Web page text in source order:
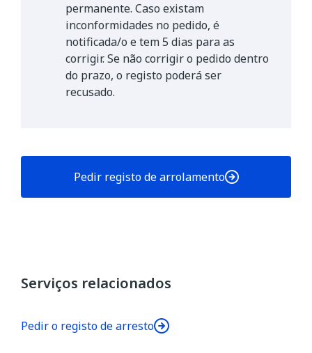
permanente. Caso existam
inconformidades no pedido, é
notificada/o e tem 5 dias para as
corrigir. Se não corrigir o pedido dentro
do prazo, o registo poderá ser
recusado.
Pedir registo de arrolamento
Serviços relacionados
Pedir o registo de arresto